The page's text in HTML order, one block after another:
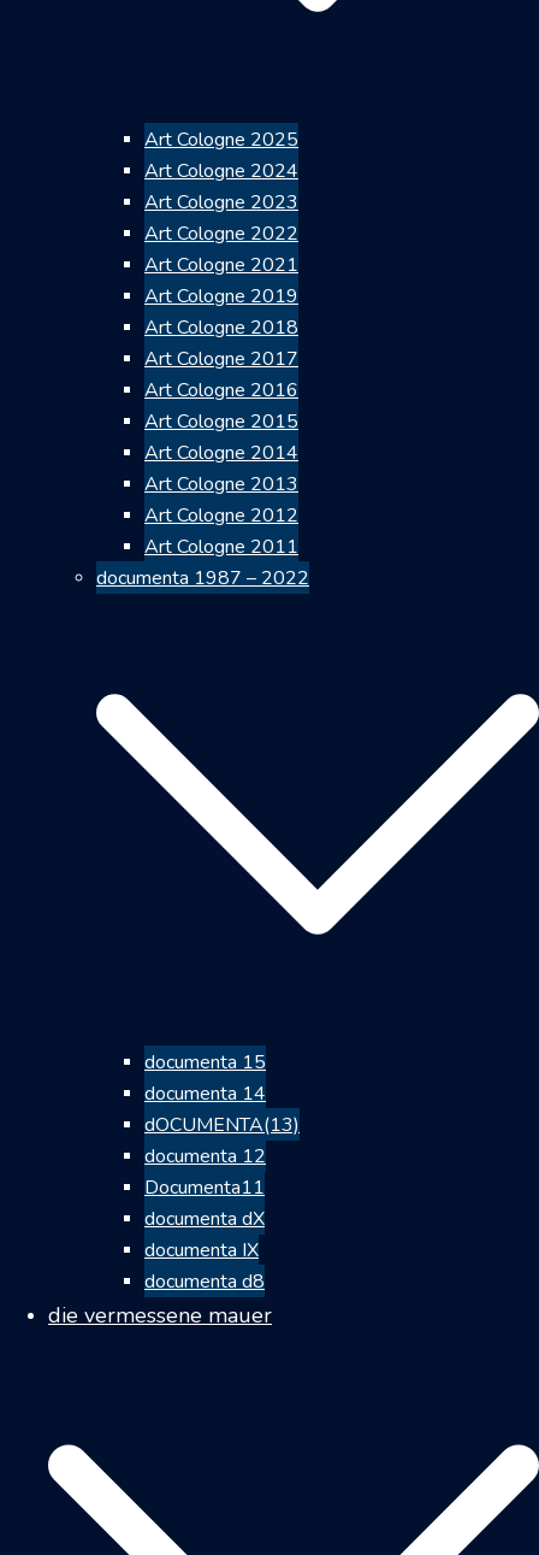
Art Cologne 2025
Art Cologne 2024
Art Cologne 2023
Art Cologne 2022
Art Cologne 2021
Art Cologne 2019
Art Cologne 2018
Art Cologne 2017
Art Cologne 2016
Art Cologne 2015
Art Cologne 2014
Art Cologne 2013
Art Cologne 2012
Art Cologne 2011
documenta 1987 – 2022
documenta 15
documenta 14
dOCUMENTA(13)
documenta 12
Documenta11
documenta dX
documenta IX
documenta d8
die vermessene mauer